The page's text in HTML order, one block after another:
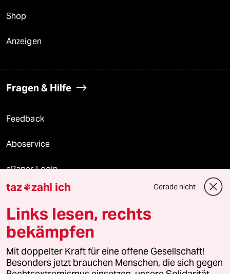
Shop
Anzeigen
Fragen & Hilfe
Feedback
Aboservice
ePaper Login
Downloads für Abonnierende
© 2026 taz Verlags und Vertriebs GmbH
Alle Rechte vorbehalten. Bei rechtlichen Fragen oder für Genehmigungen
wenden Sie sich bitte an
lizenzen@taz.de
taz zahl ich Gerade nicht
Links lesen, rechts
bekämpfen
Mit doppelter Kraft für eine offene Gesellschaft!
Besonders jetzt brauchen Menschen, die sich gegen